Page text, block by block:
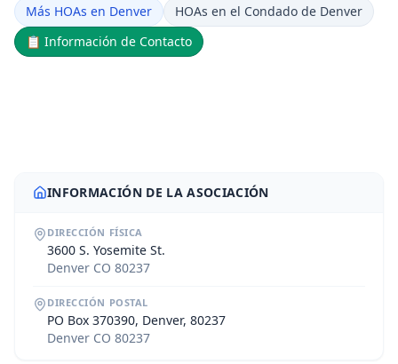
Más HOAs en Denver
HOAs en el Condado de Denver
📋 Información de Contacto
INFORMACIÓN DE LA ASOCIACIÓN
DIRECCIÓN FÍSICA
3600 S. Yosemite St.
Denver CO 80237
DIRECCIÓN POSTAL
PO Box 370390, Denver, 80237
Denver CO 80237